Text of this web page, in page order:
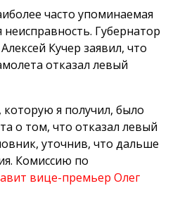
часто упоминаемая
Губернатор
Кучер заявил, что
отказал левый
я получил, было
о том, что отказал левый
уточнив, что дальше
Комиссию по
вице-премьер Олег